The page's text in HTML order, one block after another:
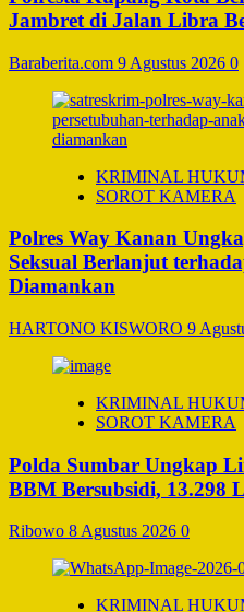
Jambret di Jalan Libra
Baraberita.com 9 Agustus 2026 0
KRIMINAL
SOROT KAMERA
Polres Way Kanan
Seksual Berlanjut
Diamankan
HARTONO KISWORO 9
KRIMINAL
SOROT KAMERA
Polda Sumbar Ungkap
BBM Bersubsidi, 13.298
Ribowo 8 Agustus 2026 0
KRIMINAL